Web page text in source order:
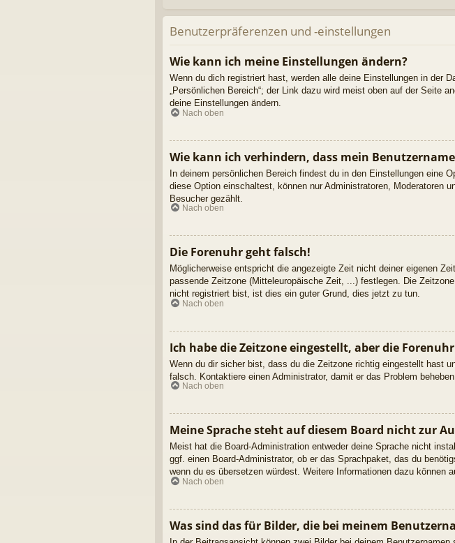
Benutzerpräferenzen und -einstellungen
Wie kann ich meine Einstellungen ändern?
Wenn du dich registriert hast, werden alle deine Einstellungen in der
„Persönlichen Bereich“; der Link dazu wird meist oben auf der Seite
deine Einstellungen ändern.
Nach oben
Wie kann ich verhindern, dass mein
In deinem persönlichen Bereich findest du in den Einstellungen eine
diese Option einschaltest, können nur Administratoren, Moderatoren
Besucher gezählt.
Nach oben
Die Forenuhr geht falsch!
Möglicherweise entspricht die angezeigte Zeit nicht deiner eigenen
passende Zeitzone (Mitteleuropäische Zeit, ...) festlegen. Die
nicht registriert bist, ist dies ein guter Grund, dies jetzt zu tun.
Nach oben
Ich habe die Zeitzone eingestellt, aber die
Wenn du dir sicher bist, dass du die Zeitzone richtig eingestellt hast
falsch. Kontaktiere einen Administrator, damit er das Problem beheben
Nach oben
Meine Sprache steht auf diesem Board nicht zur
Meist hat die Board-Administration entweder deine Sprache nicht
ggf. einen Board-Administrator, ob er das Sprachpaket, das du
wenn du es übersetzen würdest. Weitere Informationen dazu können
Nach oben
Was sind das für Bilder, die bei meinem